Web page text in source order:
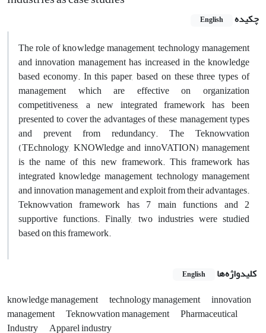
چکیده English
The role of knowledge management, technology management
and innovation management has increased in the knowledge
based economy. In this paper, based on these three types of
management which are effective on organization
competitiveness, a new integrated framework has been
presented to cover the advantages of these management types
and prevent from redundancy. The Teknowvation
(TEchnology, KNOWledge and innoVATION) management
is the name of this new framework. This framework has
integrated knowledge management, technology management
and innovation management and exploit from their advantages.
Teknowvation framework has 7 main functions and 2
supportive functions. Finally, two industries were studied
based on this framework.
کلیدواژه‌ها English
knowledge management technology management innovation
management Teknowvation management Pharmaceutical
Industry
Apparel industry